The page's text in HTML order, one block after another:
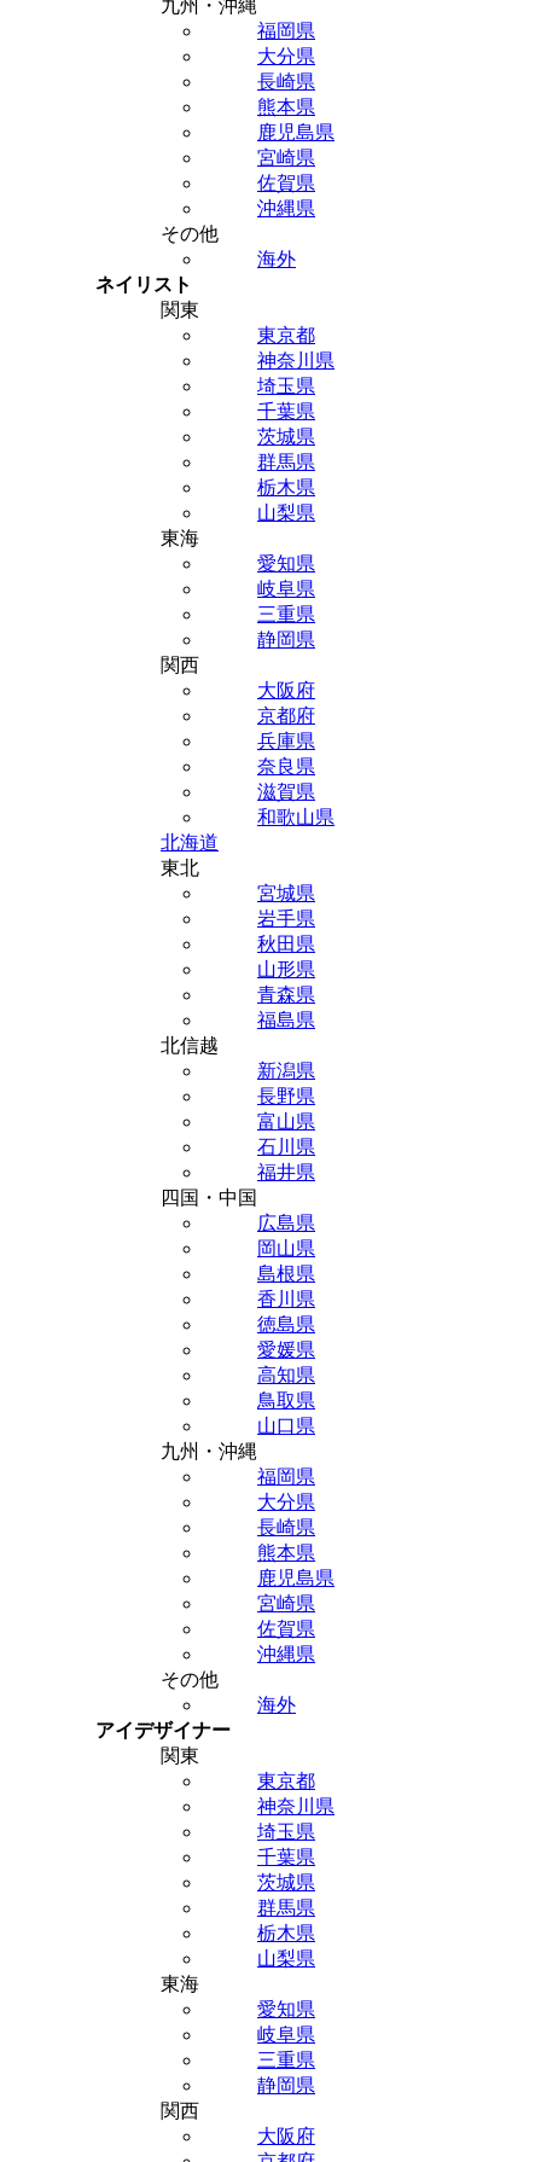
九州・沖縄
福岡県
大分県
長崎県
熊本県
鹿児島県
宮崎県
佐賀県
沖縄県
その他
海外
ネイリスト
関東
東京都
神奈川県
埼玉県
千葉県
茨城県
群馬県
栃木県
山梨県
東海
愛知県
岐阜県
三重県
静岡県
関西
大阪府
京都府
兵庫県
奈良県
滋賀県
和歌山県
北海道
東北
宮城県
岩手県
秋田県
山形県
青森県
福島県
北信越
新潟県
長野県
富山県
石川県
福井県
四国・中国
広島県
岡山県
島根県
香川県
徳島県
愛媛県
高知県
鳥取県
山口県
九州・沖縄
福岡県
大分県
長崎県
熊本県
鹿児島県
宮崎県
佐賀県
沖縄県
その他
海外
アイデザイナー
関東
東京都
神奈川県
埼玉県
千葉県
茨城県
群馬県
栃木県
山梨県
東海
愛知県
岐阜県
三重県
静岡県
関西
大阪府